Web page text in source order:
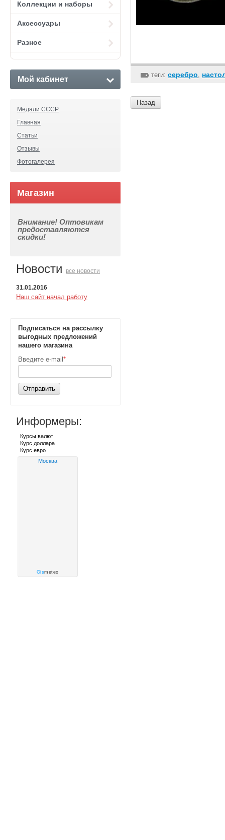
Коллекции и наборы
Аксессуары
Разное
Мой кабинет
Медали СССР
Главная
Статьи
Отзывы
Фотогалерея
Магазин
Внимание! Оптовикам
предоставляются
скидки!
Новости все новости
31.01.2016
Наш сайт начал работу
Подписаться на рассылку
выгодных предложений
нашего магазина
Введите e-mail *
Отправить
Информеры:
Курсы валют
Курс доллара
Курс евро
Москва
Gismeteo
теги: серебро
Назад